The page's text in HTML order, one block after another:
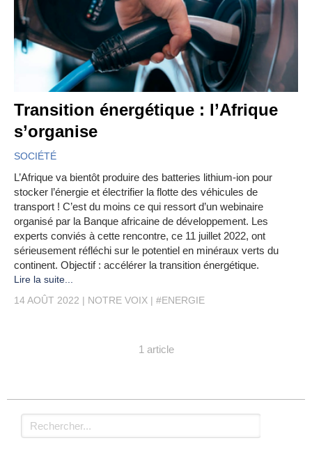
Transition énergétique : l’Afrique
s’organise
SOCIÉTÉ
L’Afrique va bientôt produire des batteries lithium-ion pour
stocker l’énergie et électrifier la flotte des véhicules de
transport ! C’est du moins ce qui ressort d’un webinaire
organisé par la Banque africaine de développement. Les
experts conviés à cette rencontre, ce 11 juillet 2022, ont
sérieusement réfléchi sur le potentiel en minéraux verts du
continent. Objectif : accélérer la transition énergétique.
Lire la suite...
14 AOÛT 2022
NOTRE VOIX #ENERGIE
1 article
Rechercher